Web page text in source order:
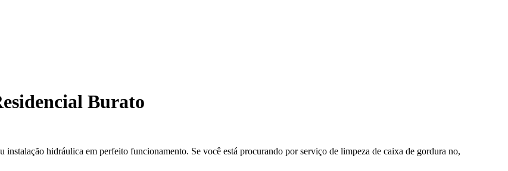
Burato
hidráulica em perfeito funcionamento. Se você está procurando por serviço de limpeza de caixa de gordura no,